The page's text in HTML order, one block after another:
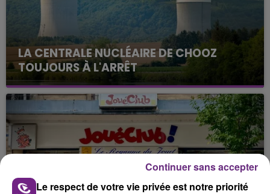
LA CENTRALE NUCLÉAIRE DE CHOOZ
TOUJOURS À L'ARRÊT
Cela fait déjà une semaine que la centrale
nucléaire ardennaise est à l'arrêt. Une situation
justifiée par la sécheresse intense qui est toujours
présente.
Le respect de votre vie privée est notre priorité
Continuer sans accepter